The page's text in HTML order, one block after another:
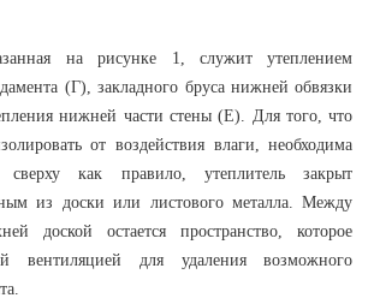
на рисунке 1, служит утеплением
(Г), закладного бруса нижней обвязки
нижней части стены (Е). Для того, что
от воздействия влаги, необходима
сверху как правило, утеплитель закрыт
из доски или листового металла. Между
доской остается пространство, которое
вентиляцией для удаления возможного